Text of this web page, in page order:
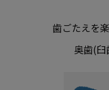
歯ごたえを
奥歯(臼